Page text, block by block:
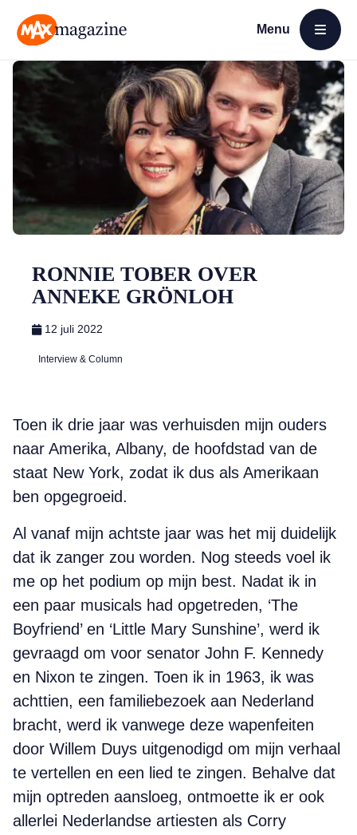
Menu
Open menu
RONNIE TOBER OVER
ANNEKE GRÖNLOH
12 juli 2022
Interview & Column
Toen ik drie jaar was verhuisden mijn ouders
naar Amerika, Albany, de hoofdstad van de
staat New York, zodat ik dus als Amerikaan
ben opgegroeid.
Al vanaf mijn achtste jaar was het mij duidelijk
dat ik zanger zou worden. Nog steeds voel ik
me op het podium op mijn best. Nadat ik in
een paar musicals had opgetreden, ‘The
Boyfriend’ en ‘Little Mary Sunshine’, werd ik
gevraagd om voor senator John F. Kennedy
en Nixon te zingen. Toen ik in 1963, ik was
achttien, een familiebezoek aan Nederland
bracht, werd ik vanwege deze wapenfeiten
door Willem Duys uitgenodigd om mijn verhaal
te vertellen en een lied te zingen. Behalve dat
mijn optreden aansloeg, ontmoette ik er ook
allerlei Nederlandse artiesten als Corry